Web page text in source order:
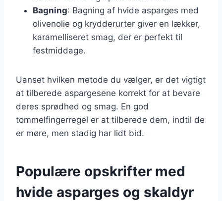
Bagning: Bagning af hvide asparges med
olivenolie og krydderurter giver en lækker,
karamelliseret smag, der er perfekt til
festmiddage.
Uanset hvilken metode du vælger, er det vigtigt
at tilberede aspargesene korrekt for at bevare
deres sprødhed og smag. En god
tommelfingerregel er at tilberede dem, indtil de
er møre, men stadig har lidt bid.
Populære opskrifter med
hvide asparges og skaldyr